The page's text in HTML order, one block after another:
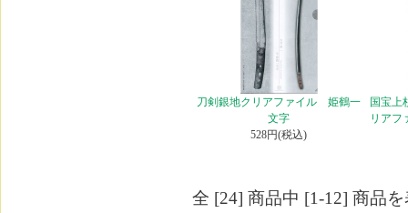
刀剣銀地クリアファイル 姫鶴一
文字
528円(税込)
国宝上
リア
全 [24] 商品中 [1-12] 商品